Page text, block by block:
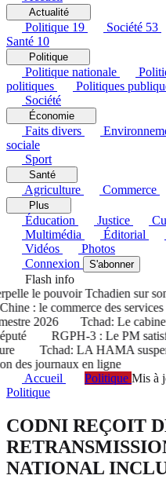
Actualité
Politique 19 Société 53
Santé 10
Politique
Politique nationale
politiques
Politiques
Société
Économie
Faits divers
sociale
Sport
Santé
Agriculture Commerce
Plus
Éducation Justice
Multimédia
Éditorial
Vidéos
Photos
Connexion
S'abonner
Flash info
le pouvoir Tchadien sur son
: le commerce des services
2026
Tchad: Le cabinet
RGPH-3 : Le PM
Tchad: LA HAMA
journaux en ligne
Accueil
Politique Mis à
Politique
CODNI REÇOIT
NATIONAL